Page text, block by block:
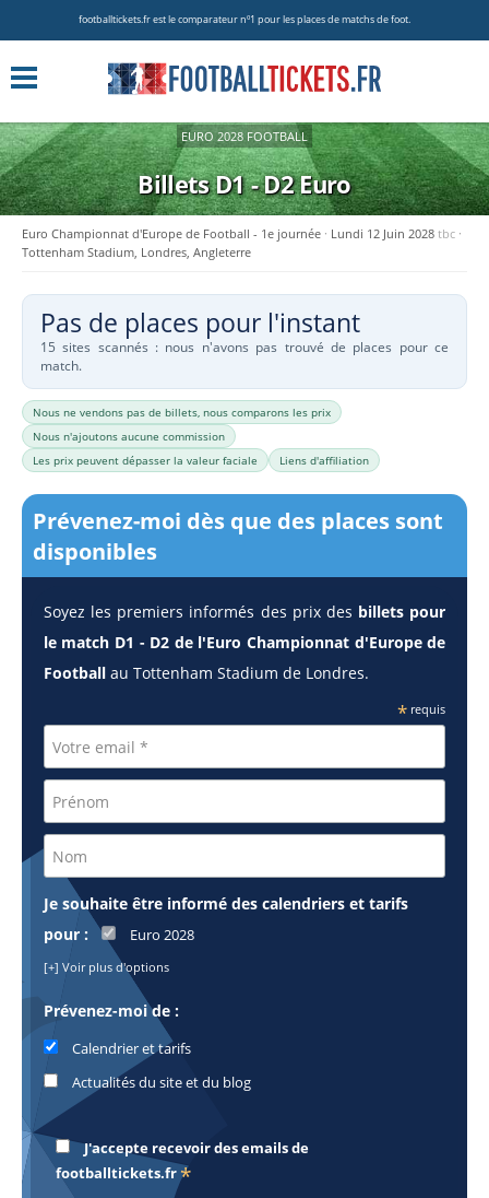
footballtickets.fr est le comparateur nº1 pour les places de matchs de foot.
EURO 2028 FOOTBALL
Billets D1 - D2Euro
Euro Championnat d'Europe de Football - 1e journée Lundi 12 Juin 2028 tbc
Tottenham Stadium, Londres, Angleterre
Pas de places pour l'instant
15 sites scannés : nous n'avons pas trouvé de places pour ce
match.
Nous ne vendons pas de billets, nous comparons les prix
Nous n'ajoutons aucune commission
Les prix peuvent dépasser la valeur faciale
Liens d'affiliation
Prévenez-moi dès que des places sont
disponibles
Soyez les premiers informés des prix des billets pour
le match D1 - D2 de l'Euro Championnat d'Europe de
Footballau Tottenham Stadium de Londres.
* requis
Je souhaite être informé des calendriers et tarifs
pour :
Euro 2028
[+] Voir plus d'options
Prévenez-moi de :
Calendrier et tarifs
Actualités du site et du blog
J'accepte recevoir des emails de
footballtickets.fr*